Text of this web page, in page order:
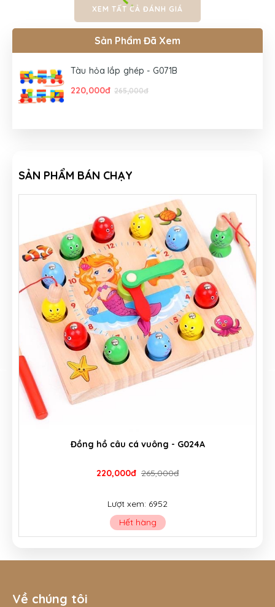
XEM TẤT CẢ ĐÁNH GIÁ
Sản Phẩm Đã Xem
Tàu hỏa lắp ghép - G071B
220,000đ 265,000đ
SẢN PHẨM BÁN CHẠY
Hộp đập bóng thả hình - G051
179,000đ 235,000đ
Lượt xem: 8184
Còn hàng
Về chúng tôi